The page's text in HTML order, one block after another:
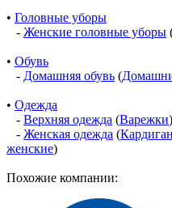
• Головные уборы
- Женские головные уборы
• Обувь
- Домашняя обувь (
• Одежда
- Верхняя одежда (Варежки)
- Женская одежда (
женские)
Похожие компании: